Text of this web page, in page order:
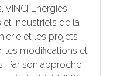
Energies
industriels de la
et les projets
les modifications et
Par son approche